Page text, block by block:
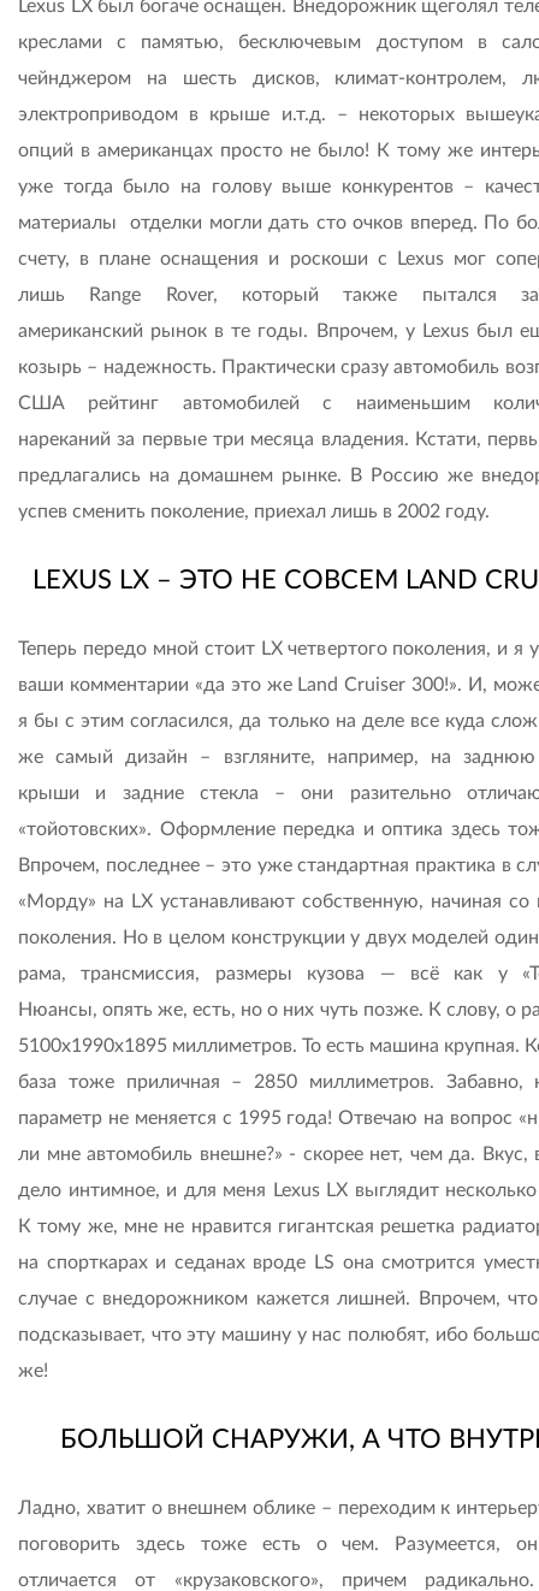
Lexus LX был богаче оснащен. Внедорожник щеголял
креслами с памятью, бесключевым доступом в
чейнджером на шесть дисков, климат-контролем,
электроприводом в крыше и.т.д. – некоторых
опций в американцах просто не было! К тому же
уже тогда было на голову выше конкурентов –
материалы отделки могли дать сто очков вперед. По
счету, в плане оснащения и роскоши с Lexus мог
лишь Range Rover, который также пытался
американский рынок в те годы. Впрочем, у Lexus был
козырь – надежность. Практически сразу автомобиль
США рейтинг автомобилей с наименьшим
нареканий за первые три месяца владения. Кстати,
предлагались на домашнем рынке. В Россию же
успев сменить поколение, приехал лишь в 2002 году.
LEXUS LX – ЭТО НЕ СОВСЕМ LAND
Теперь передо мной стоит LX четвертого поколения, и я
ваши комментарии «да это же Land Cruiser 300!». И,
я бы с этим согласился, да только на деле все куда
же самый дизайн – взгляните, например, на заднюю
крыши и задние стекла – они разительно
«тойотовских». Оформление передка и оптика здесь
Впрочем, последнее – это уже стандартная практика в
«Морду» на LX устанавливают собственную, начиная со
поколения. Но в целом конструкции у двух моделей
рама, трансмиссия, размеры кузова — всё как у
Нюансы, опять же, есть, но о них чуть позже. К слову, о
5100х1990х1895 миллиметров. То есть машина крупная.
база тоже приличная – 2850 миллиметров. Забавно,
параметр не меняется с 1995 года! Отвечаю на вопрос
ли мне автомобиль внешне?» - скорее нет, чем да. Вкус,
дело интимное, и для меня Lexus LX выглядит несколько
К тому же, мне не нравится гигантская решетка
на спорткарах и седанах вроде LS она смотрится
случае с внедорожником кажется лишней. Впрочем,
подсказывает, что эту машину у нас полюбят, ибо
же!
БОЛЬШОЙ СНАРУЖИ, А ЧТО
Ладно, хватит о внешнем облике – переходим к
поговорить здесь тоже есть о чем. Разумеется,
отличается от «крузаковского», причем